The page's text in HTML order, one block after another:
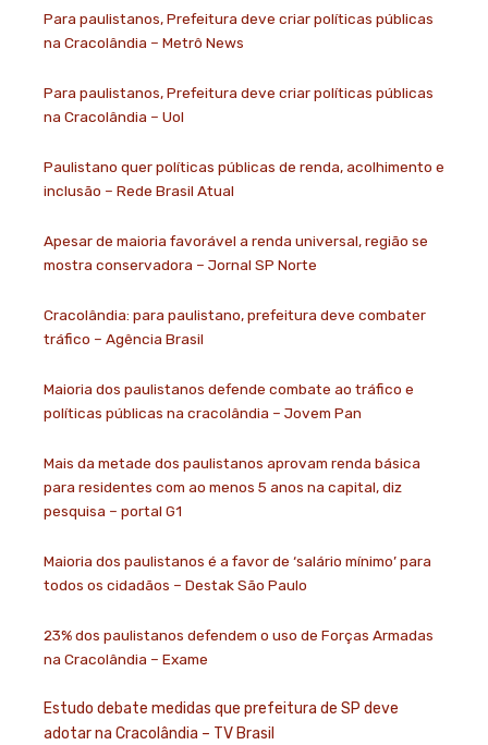
Para paulistanos, Prefeitura deve criar políticas públicas
na Cracolândia – Metrô News
Para paulistanos, Prefeitura deve criar políticas públicas
na Cracolândia – Uol
Paulistano quer políticas públicas de renda, acolhimento e
inclusão – Rede Brasil Atual
Apesar de maioria favorável a renda universal, região se
mostra conservadora – Jornal SP Norte
Cracolândia: para paulistano, prefeitura deve combater
tráfico – Agência Brasil
Maioria dos paulistanos defende combate ao tráfico e
políticas públicas na cracolândia – Jovem Pan
Mais da metade dos paulistanos aprovam renda básica
para residentes com ao menos 5 anos na capital, diz
pesquisa – portal G1
Maioria dos paulistanos é a favor de ‘salário mínimo’ para
todos os cidadãos – Destak São Paulo
23% dos paulistanos defendem o uso de Forças Armadas
na Cracolândia – Exame
Estudo debate medidas que prefeitura de SP deve
adotar na Cracolândia – TV Brasil